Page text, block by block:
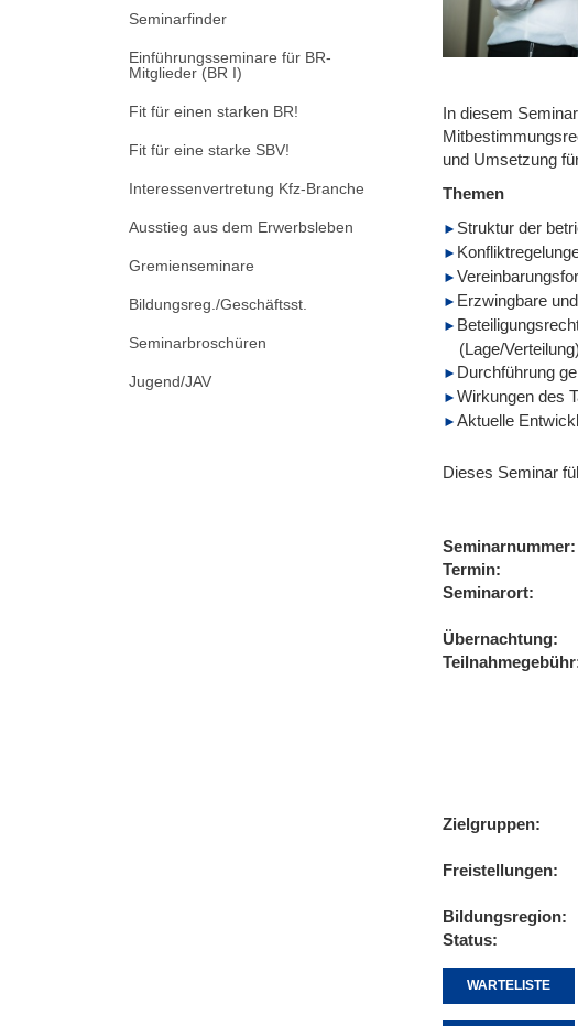
Seminarfinder
Einführungsseminare für BR-
Mitglieder (BR I)
Fit für einen starken BR!
Fit für eine starke SBV!
Interessenvertretung Kfz-Branche
Ausstieg aus dem Erwerbsleben
Gremienseminare
Bildungsreg./Geschäftsst.
Seminarbroschüren
Jugend/JAV
In diesem
und Umsetzung
Themen
Struktur der
Erzwingbare
(Lage/
Durchführung
Wirkungen des
Aktuelle
Dieses Seminar
Seminarnummer
Termin
Seminarort
Übernachtung
Teilnahmegebühr
Zielgruppen
Freistellungen
Bildungsregion
Status
WARTELISTE